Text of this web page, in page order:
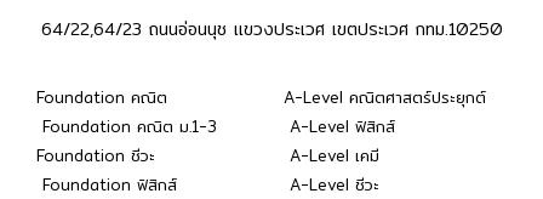
64/22,64/23 ถนนอ่อนนุช แขวงประเวศ เขตประเวศ กทม.10250
Foundation คณิต
Foundation คณิต ม.1-3
Foundation ชีวะ
Foundation ฟิสิกส์
A-Level คณิตศาสตร์ประยุกต์
A-Level ฟิสิกส์
A-Level เคมี
A-Level ชีวะ